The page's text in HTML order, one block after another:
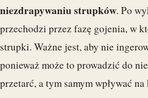
niezdrapywaniu strupków. Po
przechodzi przez fazę gojenia, w
strupki. Ważne jest, aby nie
ponieważ może to prowadzić do
przetarć, a tym samym wpływać